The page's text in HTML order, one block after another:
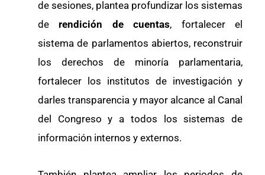
de sesiones, plantea profundizar los sistemas
de rendición de cuentas, fortalecer el
sistema de parlamentos abiertos, reconstruir
los derechos de minoría parlamentaria,
fortalecer los institutos de investigación y
darles transparencia y mayor alcance al Canal
del Congreso y a todos los sistemas de
información internos y externos.